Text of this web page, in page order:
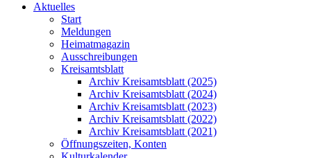
Aktuelles
Start
Meldungen
Heimatmagazin
Ausschreibungen
Kreisamtsblatt
Archiv Kreisamtsblatt (2025)
Archiv Kreisamtsblatt (2024)
Archiv Kreisamtsblatt (2023)
Archiv Kreisamtsblatt (2022)
Archiv Kreisamtsblatt (2021)
Öffnungszeiten, Konten